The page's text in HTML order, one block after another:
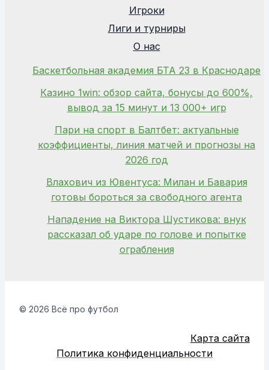
Игроки
Лиги и турниры
О нас
Баскетбольная академия БТА 23 в Краснодаре
Казино 1win: обзор сайта, бонусы до 600%,
вывод за 15 минут и 13 000+ игр
Пари на спорт в Балтбет: актуальные
коэффициенты, линия матчей и прогнозы на
2026 год
Влахович из Ювентуса: Милан и Бавария
готовы бороться за свободного агента
Нападение на Виктора Шустикова: внук
рассказал об ударе по голове и попытке
ограбления
© 2026 Всё про футбол
Карта сайта
Политика конфиденциальности